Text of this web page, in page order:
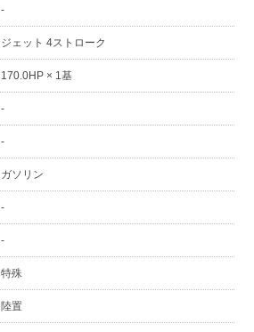
-
ジェット 4ストローク
170.0HP × 1基
-
-
ガソリン
-
-
特殊
陸置